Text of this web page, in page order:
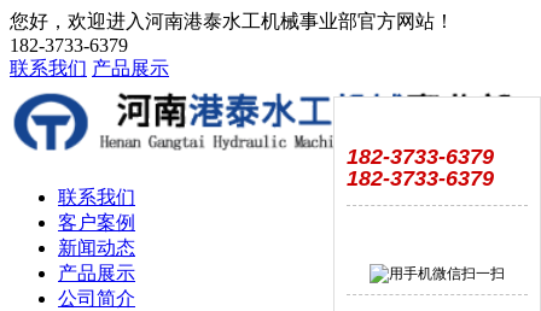
您好，欢迎进入河南港泰水工机械事业部官方网站！
182-3733-6379
联系我们 产品展示
联系我们
客户案例
新闻动态
产品展示
公司简介
182-3733-6379
182-3733-6379